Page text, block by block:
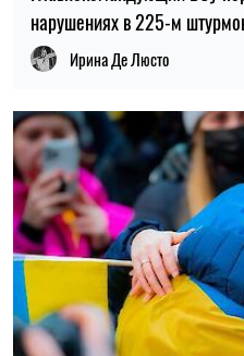
13:59, 03.08.2026
украинских детей: кого
Ирина Де Люсто